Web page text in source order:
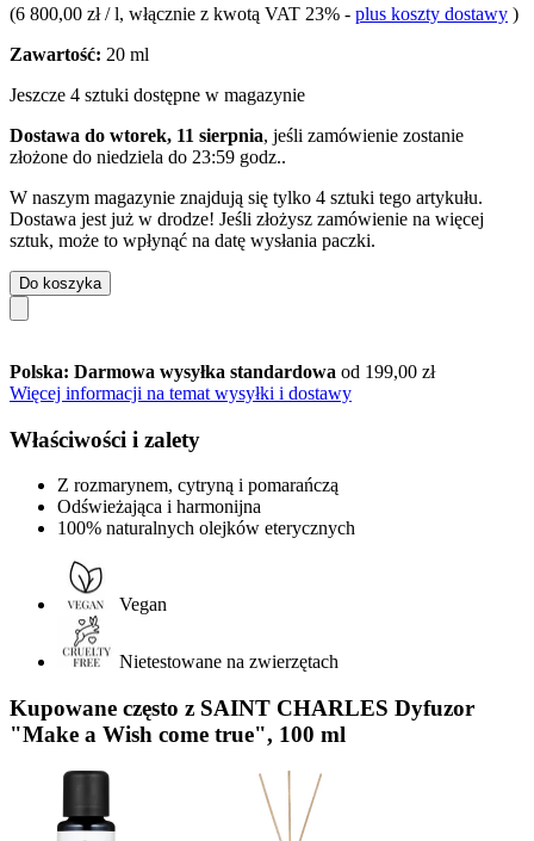
(6 800,00 zł / l, włącznie z kwotą VAT 23% - plus koszty dostawy )
Zawartość: 20 ml
Jeszcze 4 sztuki dostępne w magazynie
Dostawa do wtorek, 11 sierpnia, jeśli zamówienie zostanie
złożone do niedziela do 23:59 godz..
W naszym magazynie znajdują się tylko 4 sztuki tego artykułu.
Dostawa jest już w drodze! Jeśli złożysz zamówienie na więcej
sztuk, może to wpłynąć na datę wysłania paczki.
Do koszyka
Polska: Darmowa wysyłka standardowa od 199,00 zł
Więcej informacji na temat wysyłki i dostawy
Właściwości i zalety
Z rozmarynem, cytryną i pomarańczą
Odświeżająca i harmonijna
100% naturalnych olejków eterycznych
Vegan
Nietestowane na zwierzętach
Kupowane często z SAINT CHARLES Dyfuzor
"Make a Wish come true", 100 ml